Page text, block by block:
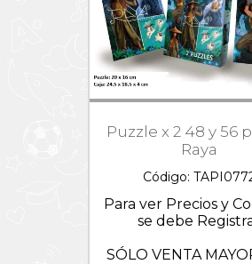
Puzzle x 2 48 y 56
Raya
Código:
Para ver Precios y
se debe
SÓLO VENTA